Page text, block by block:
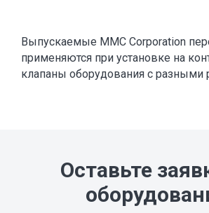
Выпускаемые MMC Corporation
применяются при установке на
клапаны оборудования с разными
Оставьте